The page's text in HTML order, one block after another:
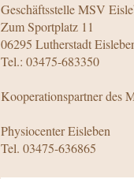
Geschäftsstelle MSV
Zum Sportplatz 11
06295 Lutherstadt
Tel.: 03475-683350
Kooperationspartner des
Physiocenter Eisleben
Tel. 03475-636865